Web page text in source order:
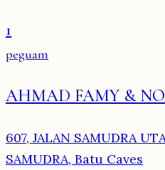
1
peguam
AHMAD FAMY &
607, JALAN SAMUDRA
SAMUDRA, Batu Caves